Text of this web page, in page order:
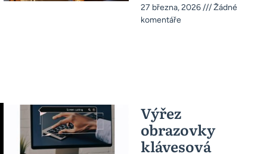
27 března, 2026
Žádné
komentáře
Výřez
obrazovky
klávesová